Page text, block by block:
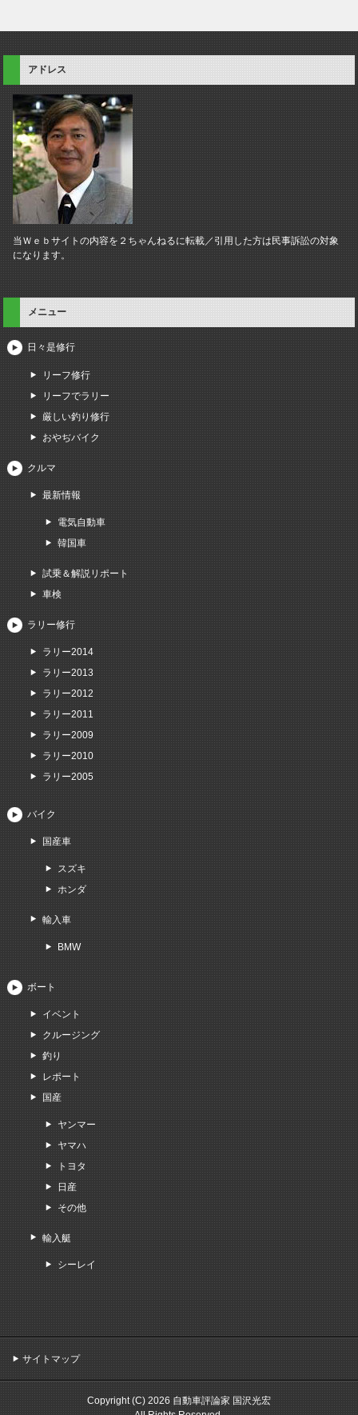
アドレス
当Ｗｅｂサイトの内容を２ちゃんねるに転載／引用した方は民事訴訟の対象
になります。
メニュー
日々是修行
リーフ修行
リーフでラリー
厳しい釣り修行
おやぢバイク
クルマ
最新情報
電気自動車
韓国車
試乗＆解説リポート
車検
ラリー修行
ラリー2014
ラリー2013
ラリー2012
ラリー2011
ラリー2009
ラリー2010
ラリー2005
バイク
国産車
スズキ
ホンダ
輸入車
BMW
ボート
イベント
クルージング
釣り
レポート
国産
ヤンマー
ヤマハ
トヨタ
日産
その他
輸入艇
シーレイ
サイトマップ
Copyright (C) 2026 自動車評論家 国沢光宏